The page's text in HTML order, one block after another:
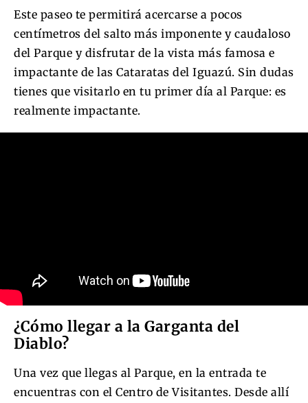
Este paseo te permitirá acercarse a pocos
centímetros del salto más imponente y caudaloso
del Parque y disfrutar de la vista más famosa e
impactante de las Cataratas del Iguazú. Sin dudas
tienes que visitarlo en tu primer día al Parque: es
realmente impactante.
¿Cómo llegar a la Garganta del
Diablo?
Una vez que llegas al Parque, en la entrada te
encuentras con el Centro de Visitantes. Desde allí